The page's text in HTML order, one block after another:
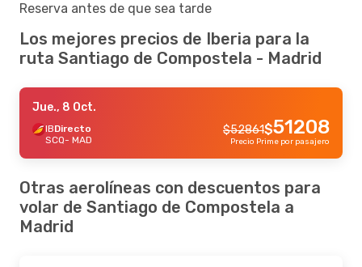
Reserva antes de que sea tarde
Los mejores precios de Iberia para la
ruta Santiago de Compostela - Madrid
Jue., 8 Oct.
IBDirecto
SCQ- MAD
52861
$ 51208
$
Precio Prime por pasajero
Otras aerolíneas con descuentos para
volar de Santiago de Compostela a
Madrid